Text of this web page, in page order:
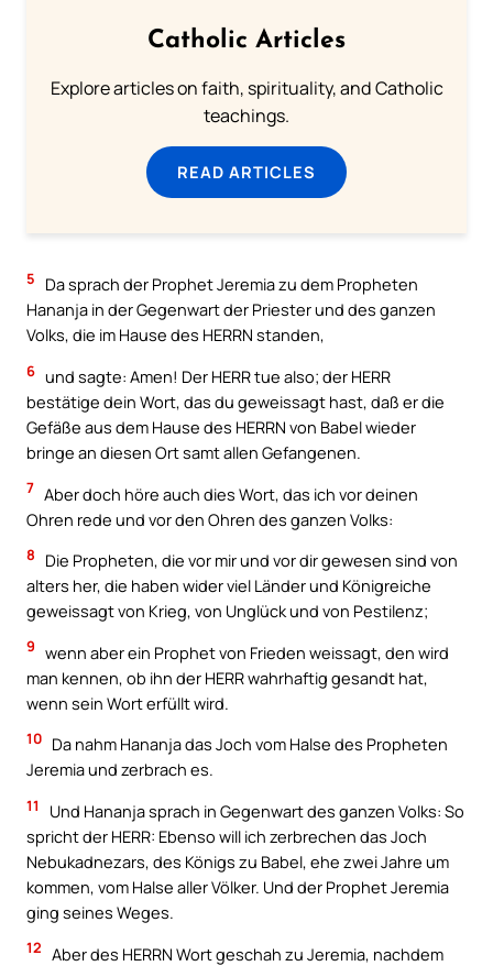
Catholic Articles
Explore articles on faith, spirituality, and Catholic
teachings.
READ ARTICLES
5
Da sprach der Prophet Jeremia zu dem Propheten
Hananja in der Gegenwart der Priester und des ganzen
Volks, die im Hause des HERRN standen,
6 und sagte: Amen! Der HERR tue also; der HERR
bestätige dein Wort, das du geweissagt hast, daß er die
Gefäße aus dem Hause des HERRN von Babel wieder
bringe an diesen Ort samt allen Gefangenen.
7 Aber doch höre auch dies Wort, das ich vor deinen
Ohren rede und vor den Ohren des ganzen Volks:
8
Die Propheten, die vor mir und vor dir gewesen sind von
alters her, die haben wider viel Länder und Königreiche
geweissagt von Krieg, von Unglück und von Pestilenz;
9 wenn aber ein Prophet von Frieden weissagt, den wird
man kennen, ob ihn der HERR wahrhaftig gesandt hat,
wenn sein Wort erfüllt wird.
10 Da nahm Hananja das Joch vom Halse des Propheten
Jeremia und zerbrach es.
11
Und Hananja sprach in Gegenwart des ganzen Volks: So
spricht der HERR: Ebenso will ich zerbrechen das Joch
Nebukadnezars, des Königs zu Babel, ehe zwei Jahre um
kommen, vom Halse aller Völker. Und der Prophet Jeremia
ging seines Weges.
12 Aber des HERRN Wort geschah zu Jeremia, nachdem